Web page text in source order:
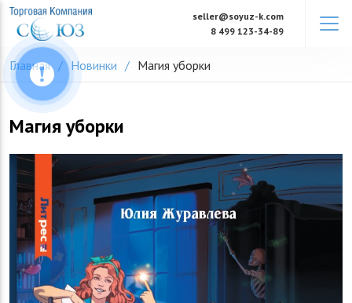
Skip
content
seller@soyuz-k.com
8 499 123-34-89
Главная Новинки Магия уборки
Магия уборки